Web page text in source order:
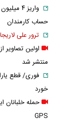
حساب کارمندان
ترور علی
اولین تصاویر
منتشر شد
فوری/ قطع
خورد
حمله خلبانان
GPS